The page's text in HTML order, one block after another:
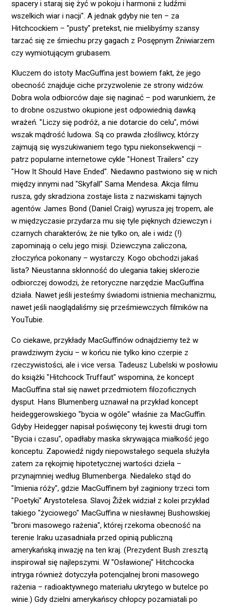
spacery i staraj się żyć w pokoju i harmonii z ludźmi
wszelkich wiar i nacji". A jednak gdyby nie ten – za
Hitchcockiem – "pusty" pretekst, nie mielibyśmy szansy
tarzać się ze śmiechu przy gagach z Posępnym Żniwiarzem
czy wymiotującym grubasem.
Kluczem do istoty MacGuffina jest bowiem fakt, że jego
obecność znajduje ciche przyzwolenie ze strony widzów.
Dobra wola odbiorców daje się naginać – pod warunkiem, że
to drobne oszustwo okupione jest odpowiednią dawką
wrażeń. "Liczy się podróż, a nie dotarcie do celu", mówi
wszak mądrość ludowa. Są co prawda złośliwcy, którzy
zajmują się wyszukiwaniem tego typu niekonsekwencji –
patrz popularne internetowe cykle "Honest Trailers" czy
"How It Should Have Ended". Niedawno pastwiono się w nich
między innymi nad "Skyfall" Sama Mendesa. Akcja filmu
rusza, gdy skradziona zostaje lista z nazwiskami tajnych
agentów. James Bond (Daniel Craig) wyrusza jej tropem, ale
w międzyczasie przydarza mu się tyle pięknych dziewczyn i
czarnych charakterów, że nie tylko on, ale i widz (!)
zapominają o celu jego misji. Dziewczyna zaliczona,
złoczyńca pokonany – wystarczy. Kogo obchodzi jakaś
lista? Nieustanna skłonność do ulegania takiej sklerozie
odbiorczej dowodzi, że retoryczne narzędzie MacGuffina
działa. Nawet jeśli jesteśmy świadomi istnienia mechanizmu,
nawet jeśli naoglądaliśmy się prześmiewczych filmików na
YouTubie.
Co ciekawe, przykłady MacGuffinów odnajdziemy też w
prawdziwym życiu – w końcu nie tylko kino czerpie z
rzeczywistości, ale i vice versa. Tadeusz Lubelski w posłowiu
do książki "Hitchcock Truffaut" wspomina, że koncept
MacGuffina stał się nawet przedmiotem filozoficznych
dysput. Hans Blumenberg uznawał na przykład koncept
heideggerowskiego "bycia w ogóle" właśnie za MacGuffin.
Gdyby Heidegger napisał poświęcony tej kwestii drugi tom
"Bycia i czasu", opadłaby maska skrywająca miałkość jego
konceptu. Zapowiedź nigdy niepowstałego sequela służyła
zatem za rękojmię hipotetycznej wartości dzieła –
przynajmniej według Blumenberga. Niedaleko stąd do
"Imienia róży", gdzie MacGuffinem był zaginiony trzeci tom
"Poetyki" Arystotelesa. Slavoj Žižek widział z kolei przykład
takiego "życiowego" MacGuffina w niesławnej Bushowskiej
"broni masowego rażenia", której rzekoma obecność na
terenie Iraku uzasadniała przed opinią publiczną
amerykańską inwazję na ten kraj. (Prezydent Bush zresztą
inspirował się najlepszymi. W "Osławionej" Hitchcocka
intryga również dotyczyła potencjalnej broni masowego
rażenia – radioaktywnego materiału ukrytego w butelce po
winie.) Gdy dzielni amerykańscy chłopcy pozamiatali po